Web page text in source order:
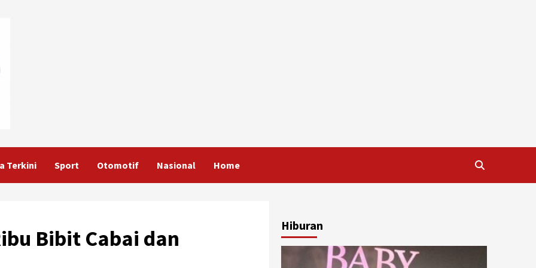
Terkini Sport Otomotif Nasional Home
Bibit Cabai dan
Hiburan